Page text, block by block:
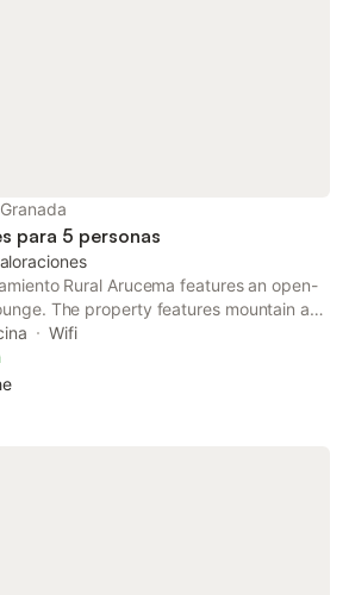
para 5 personas
Rural Arucema features an open-
The property features mountain and
provides a public bath, free
and family rooms.
Wifi